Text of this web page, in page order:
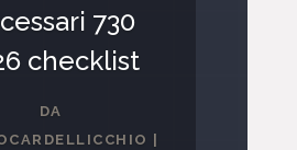
730
checklist
DA